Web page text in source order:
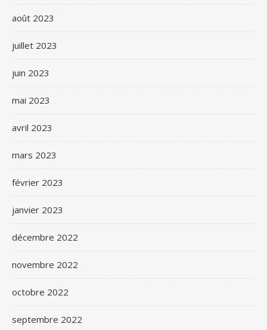
août 2023
juillet 2023
juin 2023
mai 2023
avril 2023
mars 2023
février 2023
janvier 2023
décembre 2022
novembre 2022
octobre 2022
septembre 2022